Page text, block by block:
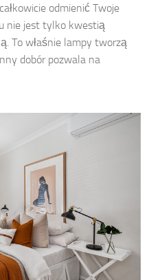
odmienić Twoje
nie jest tylko kwestią
To właśnie lampy tworzą
dobór pozwala na